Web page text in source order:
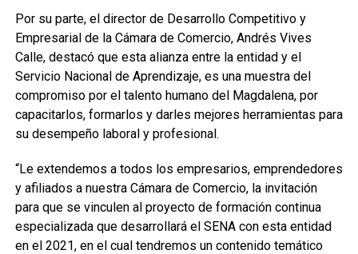
Por su parte, el director de Desarrollo Competitivo y
Empresarial de la Cámara de Comercio, Andrés Vives
Calle, destacó que esta alianza entre la entidad y el
Servicio Nacional de Aprendizaje, es una muestra del
compromiso por el talento humano del Magdalena, por
capacitarlos, formarlos y darles mejores herramientas para
su desempeño laboral y profesional.
“Le extendemos a todos los empresarios, emprendedores
y afiliados a nuestra Cámara de Comercio, la invitación
para que se vinculen al proyecto de formación continua
especializada que desarrollará el SENA con esta entidad
en el 2021, en el cual tendremos un contenido temático